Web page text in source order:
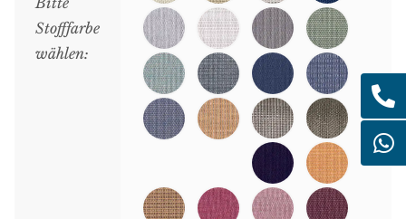
Stofffarbe
wählen: